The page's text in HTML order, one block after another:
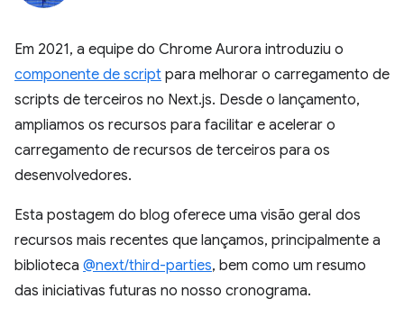
Em 2021, a equipe do Chrome Aurora introduziu o
componente de script para melhorar o carregamento de
scripts de terceiros no Next.js. Desde o lançamento,
ampliamos os recursos para facilitar e acelerar o
carregamento de recursos de terceiros para os
desenvolvedores.
Esta postagem do blog oferece uma visão geral dos
recursos mais recentes que lançamos, principalmente a
biblioteca @next/third-parties, bem como um resumo
das iniciativas futuras no nosso cronograma.